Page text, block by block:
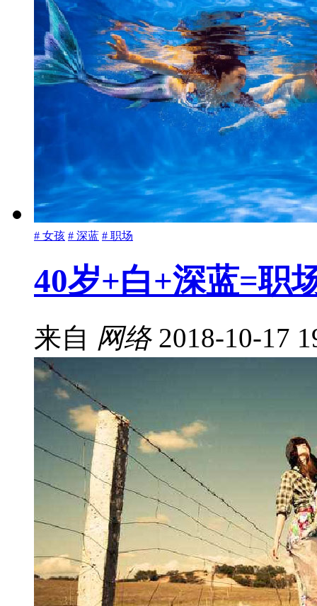
# 女孩 # 深蓝 # 职场
40岁+白+深蓝=职
来自 网络 2018-10-17